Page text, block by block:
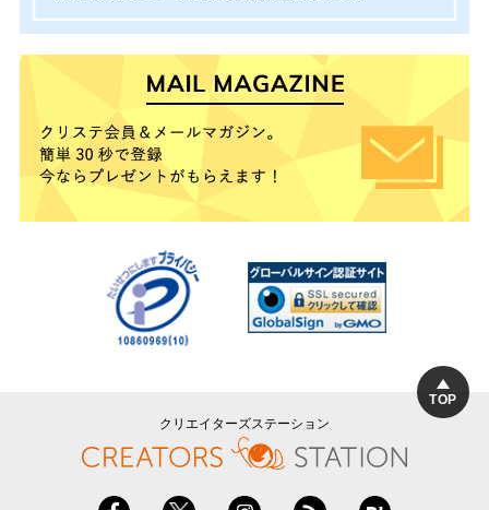
TOP
クリエイターズステーション